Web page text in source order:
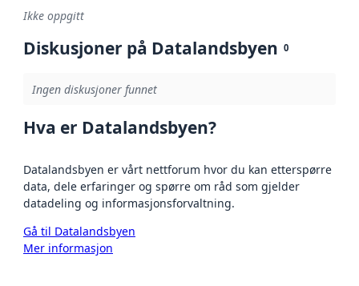
Ikke oppgitt
Diskusjoner på Datalandsbyen 0
Ingen diskusjoner funnet
Hva er Datalandsbyen?
Datalandsbyen er vårt nettforum hvor du kan etterspørre
data, dele erfaringer og spørre om råd som gjelder
datadeling og informasjonsforvaltning.
Gå til Datalandsbyen
Mer informasjon